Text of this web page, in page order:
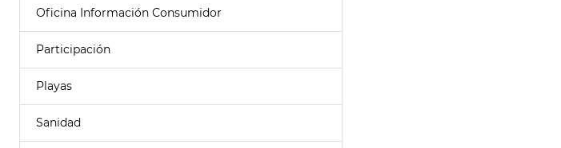
Oficina Información Consumidor
Participación
Playas
Sanidad